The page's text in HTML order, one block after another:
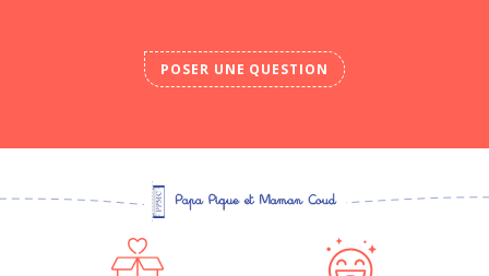
POSER UNE QUESTION